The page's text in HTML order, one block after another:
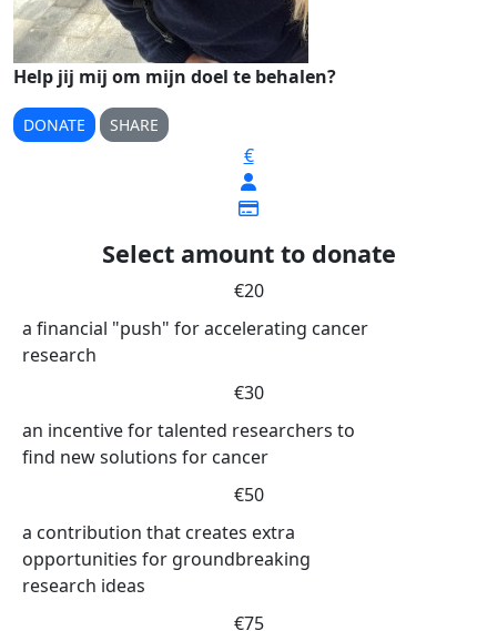
Help jij mij om mijn doel te behalen?
DONATE SHARE
€
Select amount to donate
€20
a financial "push" for accelerating cancer
research
€30
an incentive for talented researchers to
find new solutions for cancer
€50
a contribution that creates extra
opportunities for groundbreaking
research ideas
€75